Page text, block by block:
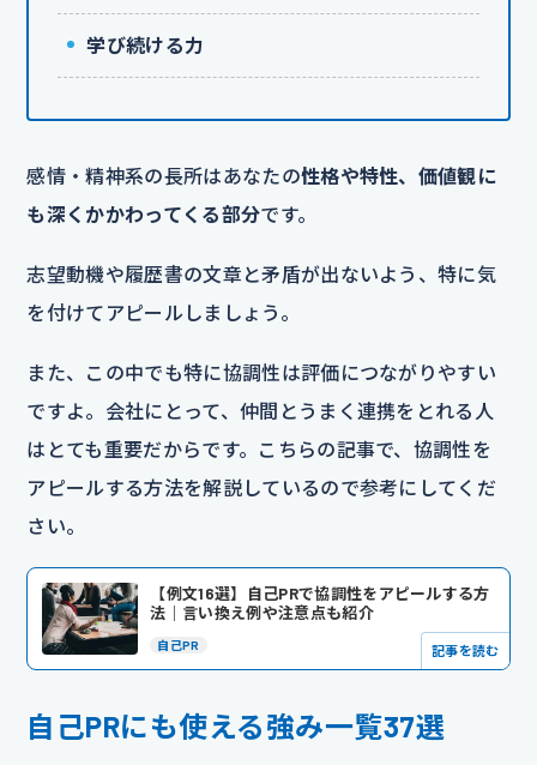
学び続ける力
感情・精神系の長所はあなたの性格や特性、価値観に
も深くかかわってくる部分です。
志望動機や履歴書の文章と矛盾が出ないよう、特に気
を付けてアピールしましょう。
また、この中でも特に協調性は評価につながりやすい
ですよ。会社にとって、仲間とうまく連携をとれる人
はとても重要だからです。こちらの記事で、協調性を
アピールする方法を解説しているので参考にしてくだ
さい。
【例文16選】自己PRで協調性をアピールする方
法｜言い換え例や注意点も紹介
自己PR 記事を読む
自己PRにも使える強み一覧37選